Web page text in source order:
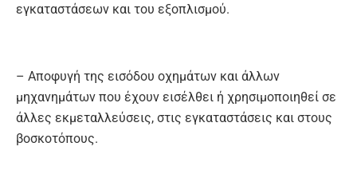
εγκαταστάσεων και του εξοπλισμού.
– Αποφυγή της εισόδου οχημάτων και άλλων
μηχανημάτων που έχουν εισέλθει ή χρησιμοποιηθεί σε
άλλες εκμεταλλεύσεις, στις εγκαταστάσεις και στους
βοσκοτόπους.